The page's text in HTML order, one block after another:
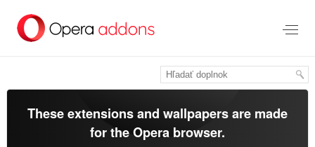
hlavný
These extensions and wallpapers are made
for theOpera browser.